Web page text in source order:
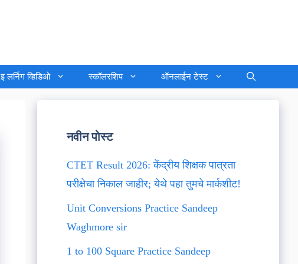
इ लर्निग व्हिडिओ स्कॉलरशिप ऑनलाईन टेस्ट
नवीन पोस्ट
CTET Result 2026: केंद्रीय शिक्षक पात्रता
परीक्षेचा निकाल जाहीर; येथे पहा तुमचे मार्कशीट!
Unit Conversions Practice Sandeep
Waghmore sir
1 to 100 Square Practice Sandeep